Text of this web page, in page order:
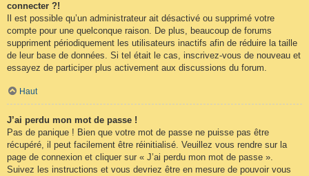
connecter ?!
Il est possible qu’un administrateur ait désactivé ou supprimé votre
compte pour une quelconque raison. De plus, beaucoup de forums
suppriment périodiquement les utilisateurs inactifs afin de réduire la taille
de leur base de données. Si tel était le cas, inscrivez-vous de nouveau et
essayez de participer plus activement aux discussions du forum.
Haut
J’ai perdu mon mot de passe !
Pas de panique ! Bien que votre mot de passe ne puisse pas être
récupéré, il peut facilement être réinitialisé. Veuillez vous rendre sur la
page de connexion et cliquer sur « J’ai perdu mon mot de passe ».
Suivez les instructions et vous devriez être en mesure de pouvoir vous